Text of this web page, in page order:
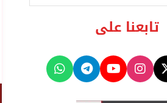
تابعنا على